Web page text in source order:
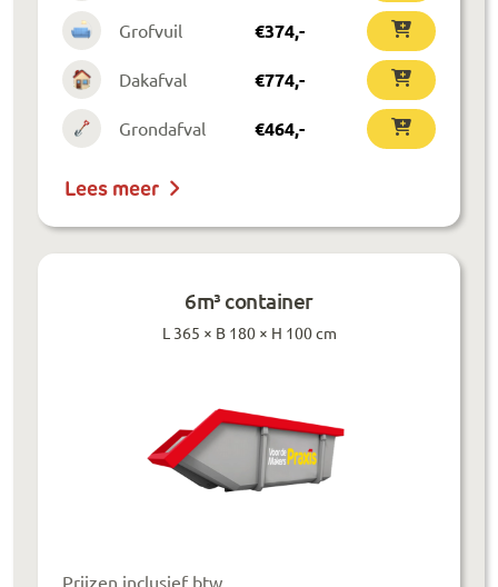
Grofvuil €374,-
Dakafval €774,-
Grondafval €464,-
Lees meer
6m³ container
L 365 × B 180 × H 100 cm
Prijzen inclusief btw